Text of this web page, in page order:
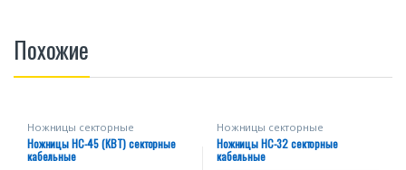
Похожие
Ножницы секторные
Ножницы НС-45 (КВТ) секторные
кабельные
Ножницы секторные
Ножницы НС-32 секторные
кабельные